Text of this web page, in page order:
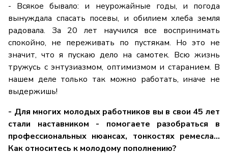
- Всякое бывало: и неурожайные годы, и погода
вынуждала спасать посевы, и обилием хлеба земля
радовала. За 20 лет научился все воспринимать
спокойно, не переживать по пустякам. Но это не
значит, что я пускаю дело на самотек. Всю жизнь
тружусь с энтузиазмом, оптимизмом и старанием. В
нашем деле только так можно работать, иначе не
выдержишь!
- Для многих молодых работников вы в свои 45 лет
стали наставником - помогаете разобраться в
профессиональных нюансах, тонкостях ремесла…
Как относитесь к молодому пополнению?